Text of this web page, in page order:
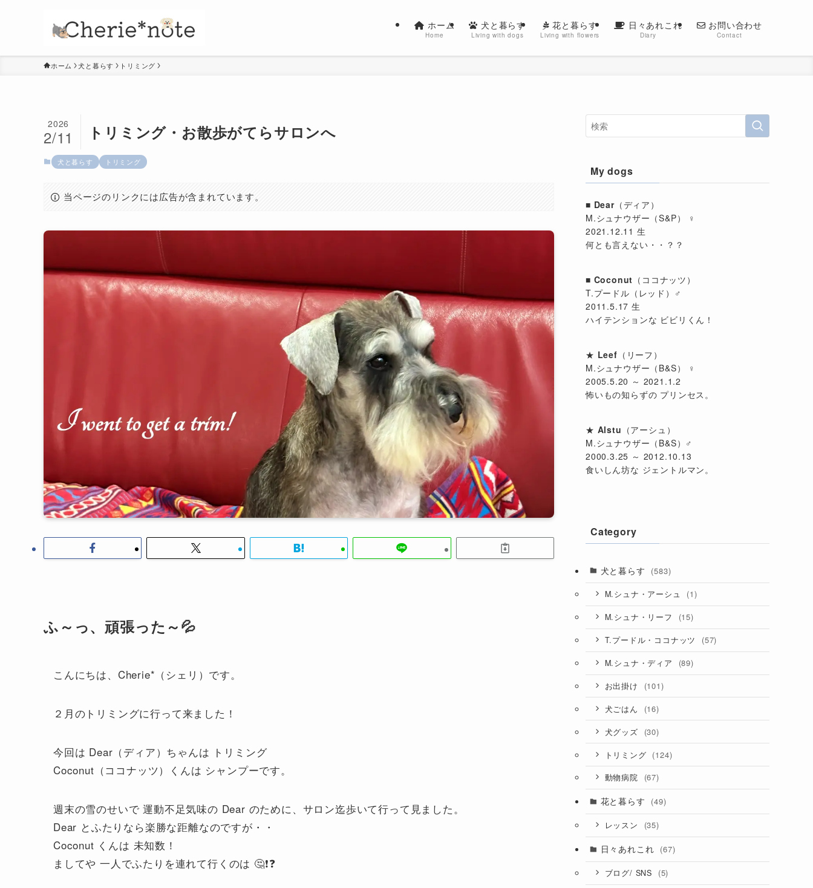
ホーム
Home
犬と暮らす
Living with dogs
花と暮らす
Living with flowers
日々あれこれ
Diary
お問い合わせ
Contact
ホーム 犬と暮らす トリミング
トリミング・お散歩がてらサロンへ
2026
2/11
犬と暮らす トリミング
当ページのリンクには広告が含まれています。
ふ～っ、頑張った～💦
こんにちは、Cherie*（シェリ）です。
２月のトリミングに行って来ました！
今回は Dear（ディア）ちゃんは トリミング
Coconut（ココナッツ）くんは シャンプーです。
週末の雪のせいで 運動不足気味の Dear のために、サロン迄歩いて行って見ました。
Dear とふたりなら楽勝な距離なのですが・・
Coconut くんは 未知数！
ましてや 一人でふたりを連れて行くのは 🤔❗❓
My dogs
■ Dear（ディア）
M.シュナウザー（S&P） ♀
2021.12.11 生
何とも言えない・・？？
■ Coconut （ココナッツ）
T.プードル（レッド）♂
2011.5.17 生
ハイテンションな ビビリくん！
★ Leef （リーフ）
M.シュナウザー（B&S） ♀
2005.5.20 ～ 2021.1.2
怖いもの知らずの プリンセス。
★ Alstu （アーシュ）
M.シュナウザー（B&S）♂
2000.3.25 ～ 2012.10.13
食いしん坊な ジェントルマン。
Category
犬と暮らす (583)
M.シュナ・アーシュ (1)
M.シュナ・リーフ (15)
T.プードル・ココナッツ (57)
M.シュナ・ディア (89)
お出掛け (101)
犬ごはん (16)
犬グッズ (30)
トリミング (124)
動物病院 (67)
花と暮らす (49)
レッスン (35)
日々あれこれ (67)
ブログ/ SNS (5)